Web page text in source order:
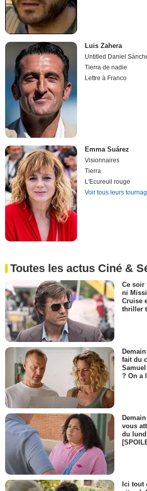
Luis Zahera
Untitled Daniel
Tierra de nadie
Lettre à Franco
Emma Suárez
Visionnaires
Tierra
L'Ecureuil rouge
Voir tous leurs
Toutes les actus Ciné &
Ce soir
ni
Cruise
thriller
fait du
? On a
vous
du
Ici tout